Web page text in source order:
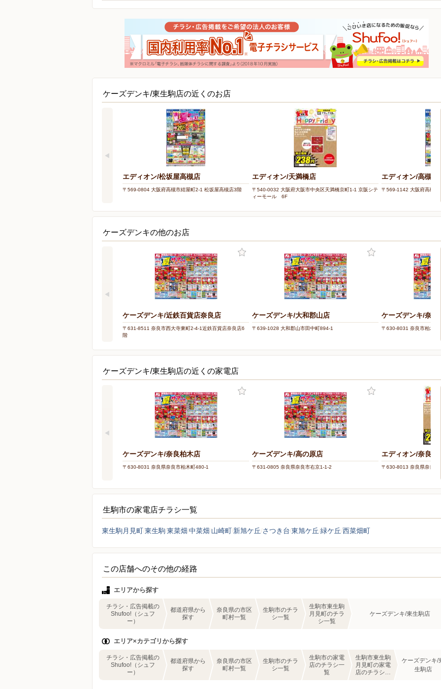
ケーズデンキ/東生駒店の近くのお店
エディオン/松坂屋高槻店
〒569-0804 大阪府高槻市紺屋町2-1 松坂屋高槻店3階
エディオン/天満橋店
〒540-0032 大阪府大阪市中央区天満橋京町1-1 京阪シテ
ィーモール 6F
エディオン/高槻宮
〒569-1142 大阪府高槻市
ケーズデンキの他のお店
ケーズデンキ/近鉄百貨店奈良店
〒631-8511 奈良市西大寺東町2-4-1近鉄百貨店奈良店6
階
ケーズデンキ/大和郡山店
〒639-1028 大和郡山市田中町894-1
ケーズデンキ/奈良
〒630-8031 奈良市柏木町
ケーズデンキ/東生駒店の近くの家電店
ケーズデンキ/奈良柏木店
〒630-8031 奈良県奈良市柏木町480-1
ケーズデンキ/高の原店
〒631-0805 奈良県奈良市右京1-1-2
エディオン/奈良三
〒630-8013 奈良県奈良市
生駒市の家電店チラシ一覧
東生駒月見町東生駒東菜畑 中菜畑 山崎町 新旭ケ丘 さつき台 東旭ケ丘 緑ケ丘 西菜畑町
この店舗へのその他の経路
エリアから探す
チラシ・広告掲載の
Shufoo!（シュフ
ー）
都道府県から
探す
奈良県の市区
町村一覧
生駒市のチラ
シ一覧
生駒市東生駒
月見町のチラ
シ一覧
ケーズデンキ/東生駒店
エリア×カテゴリから探す
チラシ・広告掲載の
Shufoo!（シュフ
ー）
都道府県から
探す
奈良県の市区
町村一覧
生駒市のチラ
シ一覧
生駒市の家電
店のチラシ一
覧
生駒市東生駒
月見町の家電
店のチラシ一
ケーズデンキ/
生駒店